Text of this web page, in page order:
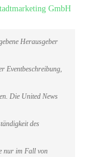
GmbH
Herausgeber
Eventbeschreibung,
Die United News
des
nur im Fall von